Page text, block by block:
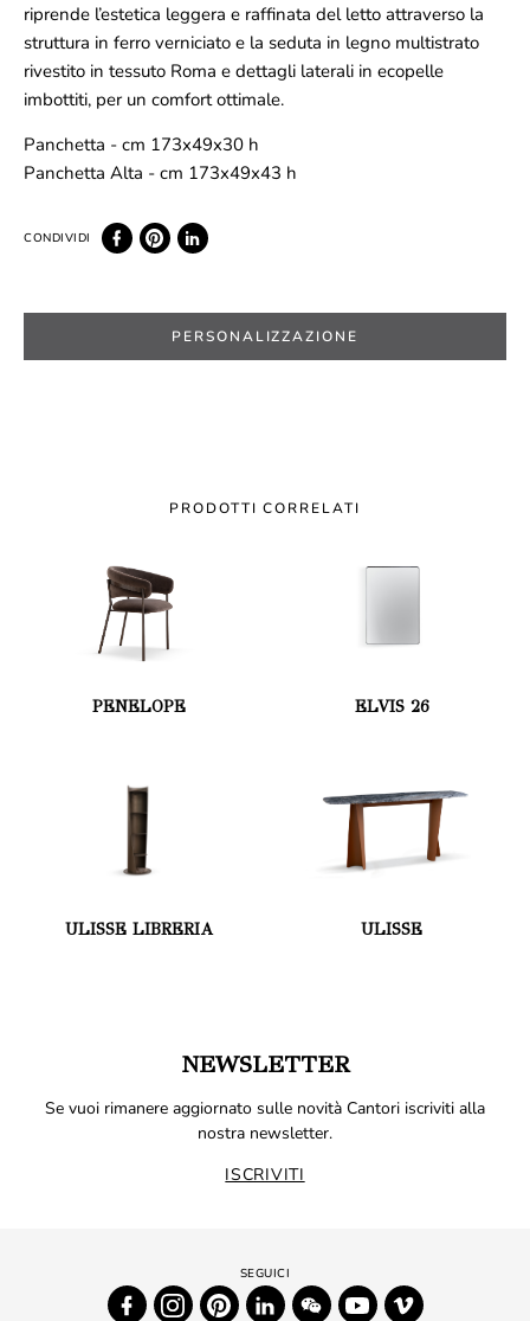
riprende l’estetica leggera e raffinata del letto attraverso la
struttura in ferro verniciato e la seduta in legno multistrato
rivestito in tessuto Roma e dettagli laterali in ecopelle
imbottiti, per un comfort ottimale.
Panchetta - cm 173x49x30 h
Panchetta Alta - cm 173x49x43 h
PERSONALIZZAZIONE
PRODOTTI CORRELATI
PENELOPE ELVIS 26
ULISSE LIBRERIA ULISSE
NEWSLETTER
Se vuoi rimanere aggiornato sulle novità Cantori iscriviti alla
nostra newsletter.
ISCRIVITI